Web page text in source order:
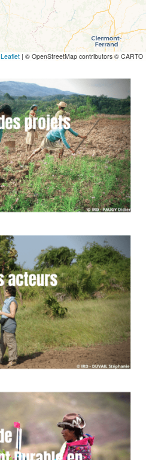
Leaflet | © OpenStreetMap contributors © CARTO